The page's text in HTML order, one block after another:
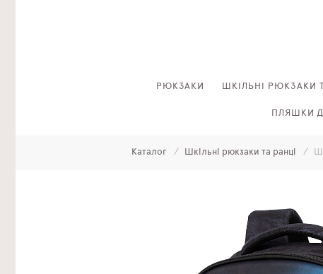
РЮКЗАКИ ШКІЛЬНІ РЮКЗАКИ
ПЛЯШКИ
Каталог Шкільні рюкзаки та ранці